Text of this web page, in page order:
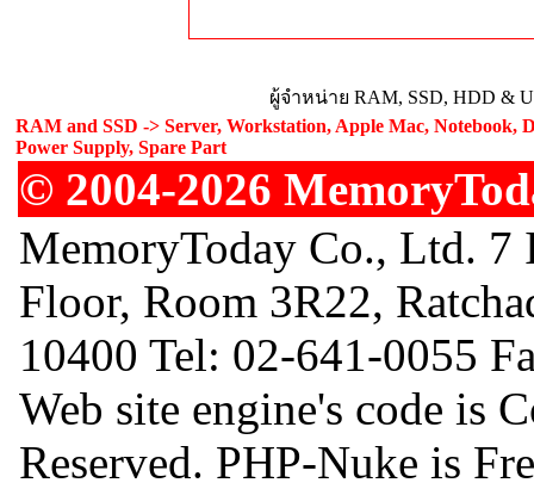
ผู้จำหน่าย RAM, SSD, HDD &
RAM and SSD -> Server, Workstation, Apple Mac, Notebook,
Power Supply, Spare Part
© 2004-2026
MemoryToday Co., Ltd.
Floor, Room 3R22,
10400 Tel: 02-641-0055
Web site engine's code is
Reserved. PHP-Nuke is